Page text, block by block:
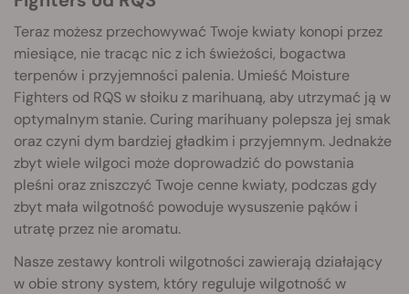
Teraz możesz przechowywać Twoje kwiaty konopi przez
miesiące, nie tracąc nic z ich świeżości, bogactwa
terpenów i przyjemności palenia. Umieść Moisture
Fighters od RQS w słoiku z marihuaną, aby utrzymać ją w
optymalnym stanie. Curing marihuany polepsza jej smak
oraz czyni dym bardziej gładkim i przyjemnym. Jednakże
zbyt wiele wilgoci może doprowadzić do powstania
pleśni oraz zniszczyć Twoje cenne kwiaty, podczas gdy
zbyt mała wilgotność powoduje wysuszenie pąków i
utratę przez nie aromatu.
Nasze zestawy kontroli wilgotności zawierają działający
w obie strony system, który reguluje wilgotność w